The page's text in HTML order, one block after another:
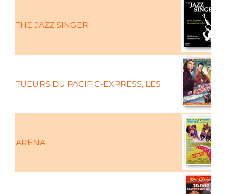
THE JAZZ SINGER
TUEURS DU PACIFIC-EXPRESS, LES
ARENA